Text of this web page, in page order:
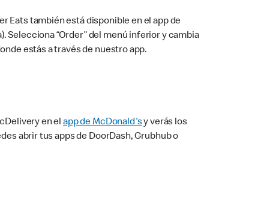
Eats también está disponible en el app de
Selecciona “Order” del menú inferior y cambia
estás a través de nuestro app.
en elapp de McDonald'sy verás los
abrir tus apps de DoorDash, Grubhub o